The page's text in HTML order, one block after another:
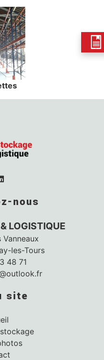
nous
LOGISTIQUE
Vanneaux
les-Tours
48 71
site